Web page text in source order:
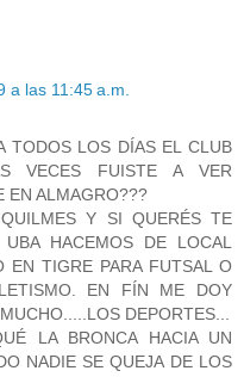
a las 11:45 a.m.
TODOS LOS DÍAS EL CLUB
VECES FUISTE A VER
EN ALMAGRO???
Y SI QUERÉS TE
HACEMOS DE LOCAL
EN TIGRE PARA FUTSAL O
EN FÍN ME DOY
DEPORTES...
LA BRONCA HACIA UN
NADIE SE QUEJA DE LOS